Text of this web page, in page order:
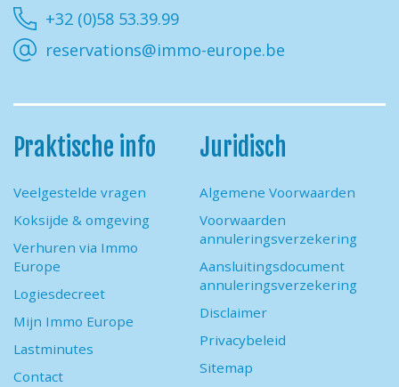
+32 (0)58 53.39.99
reservations@immo-europe.be
Praktische info
Veelgestelde vragen
Koksijde & omgeving
Verhuren via Immo
Europe
Logiesdecreet
Mijn Immo Europe
Lastminutes
Contact
Juridisch
Algemene Voorwaarden
Voorwaarden
annuleringsverzekering
Aansluitingsdocument
annuleringsverzekering
Disclaimer
Privacybeleid
Sitemap